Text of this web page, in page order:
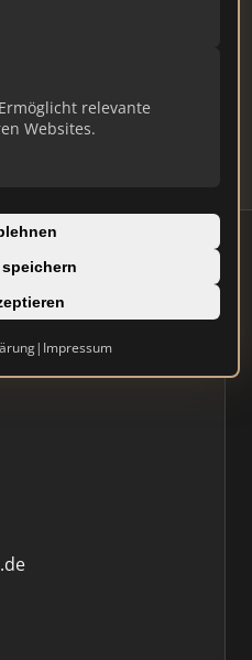
relevante
Websites.
| Impressum
Ranking-
⭐ Etabliert